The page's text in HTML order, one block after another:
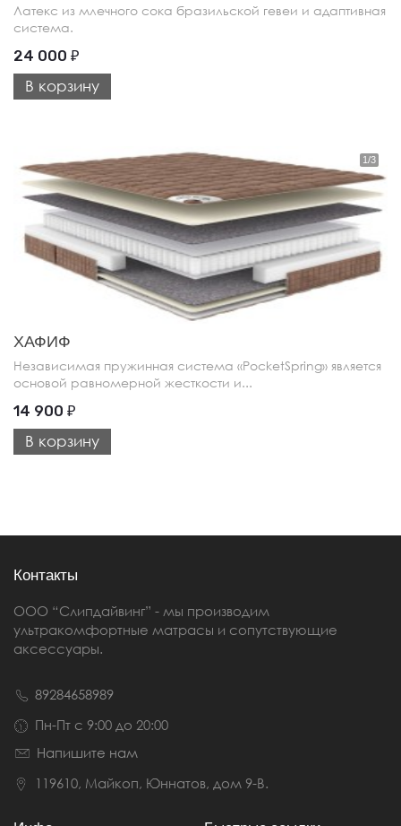
Латекс из млечного сока бразильской гевеи и адаптивная
система.
24 000 ₽
В корзину
ХАФИФ
Независимая пружинная система «PocketSpring» является
основой равномерной жесткости и...
14 900 ₽
В корзину
Контакты
ООО “Слипдайвинг” - мы производим
ультракомфортные матрасы и сопутствующие
аксессуары.
89284658989
Пн-Пт с 9:00 до 20:00
Напишите нам
119610, Майкоп, Юннатов, дом 9-В.